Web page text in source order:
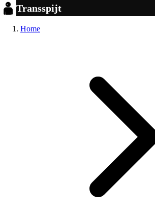
Transspijt
Home